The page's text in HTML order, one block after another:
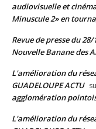
audiovisuelle et
Minuscule 2» en
Revue de presse du 28/
Nouvelle Banane des
L'amélioration du
GUADELOUPE ACTU
agglomération
L'amélioration du